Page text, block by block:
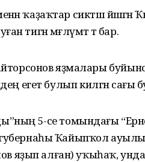
менән ҡаҙаҡтар сиктәш
тигән мәғлүмәт тә бар.
яҙмалары
егет булып килгән сағы
5-се томындағы “Ерәнсә
Ҡайыпҡол
яҙып алған) уҡыһаҡ,